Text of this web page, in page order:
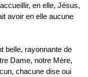
en elle, Jésus,
avoir en elle aucune
belle, rayonnante de
Dame, notre Mère,
chacune dise oui